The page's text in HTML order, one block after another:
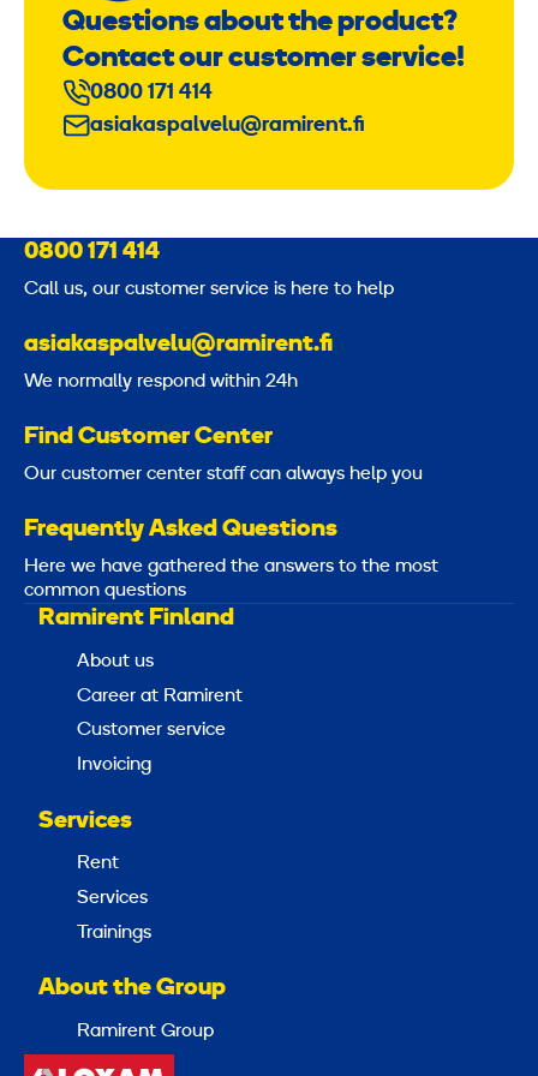
Questions about the product?
Contact our customer service!
0800 171 414
asiakaspalvelu@ramirent.fi
0800 171 414
Call us, our customer service is here to help
asiakaspalvelu@ramirent.fi
We normally respond within 24h
Find Customer Center
Our customer center staff can always help you
Frequently Asked Questions
Here we have gathered the answers to the most
common questions
Ramirent Finland
About us
Career at Ramirent
Customer service
Invoicing
Services
Rent
Services
Trainings
About the Group
Ramirent Group